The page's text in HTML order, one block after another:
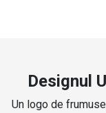
Designul
Un logo de